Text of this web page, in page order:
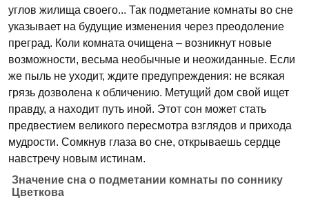
углов жилища своего... Так подметание комнаты во сне
указывает на будущие изменения через преодоление
преград. Коли комната очищена – возникнут новые
возможности, весьма необычные и неожиданные. Если
же пыль не уходит, ждите предупреждения: не всякая
грязь дозволена к обличению. Метущий дом свой ищет
правду, а находит путь иной. Этот сон может стать
предвестием великого пересмотра взглядов и прихода
мудрости. Сомкнув глаза во сне, открываешь сердце
навстречу новым истинам.
Значение сна о подметании комнаты по соннику
Цветкова